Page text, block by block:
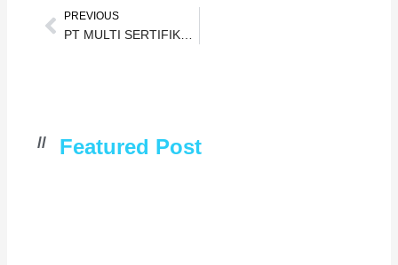
Prev
PREVIOUS
PT MULTI SERTIFIKASI INDONESIA TAK HENTI KEMBANGKAN SAYAP JARINGAN BISNIS
// Featured Post